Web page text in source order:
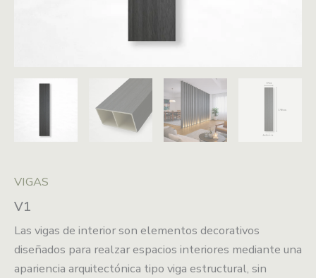
VIGAS
V1
Las vigas de interior son elementos decorativos
diseñados para realzar espacios interiores mediante una
apariencia arquitectónica tipo viga estructural, sin